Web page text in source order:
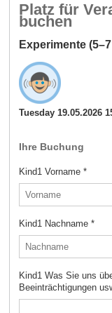
Platz für
buchen
Experimente
Tuesday 19.05.2026
Ihre Buchung
Kind1 Vorname *
Kind1 Nachname *
Kind1 Was Sie uns
Beeinträchtigungen